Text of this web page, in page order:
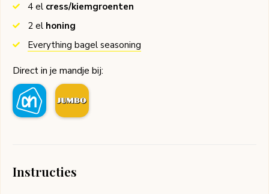
4 el cress/kiemgroenten
2 el honing
Everything bagel seasoning
Direct in je mandje bij:
Instructies